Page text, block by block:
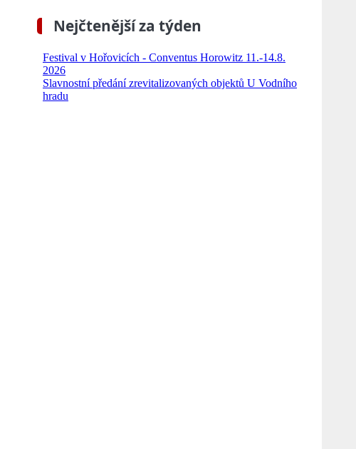
Nejčtenější za týden
Festival v Hořovicích - Conventus Horowitz 11.-14.8.
2026
Slavnostní předání zrevitalizovaných objektů U Vodního
hradu